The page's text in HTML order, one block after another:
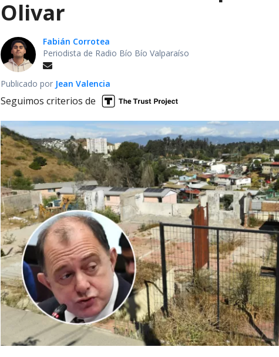
Olivar
Fabián Corrotea
Periodista de Radio Bío Bío Valparaíso
Publicado por Jean Valencia
Seguimos criterios de